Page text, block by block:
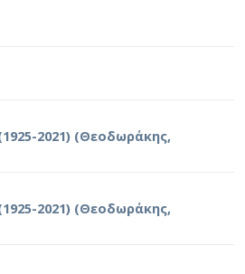
2021) (Θεοδωράκης,
2021) (Θεοδωράκης,